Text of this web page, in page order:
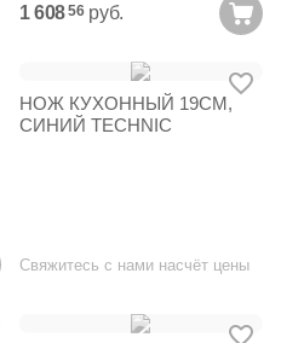
1 60856 руб.
НОЖ КУХОННЫЙ 19СМ,
СИНИЙ TECHNIC
Свяжитесь с нами насчёт цены